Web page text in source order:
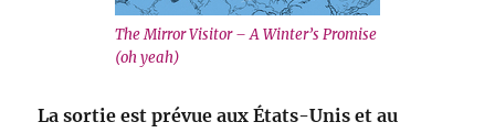
The Mirror Visitor – A Winter’s Promise
(oh yeah)
La sortie est prévue aux États-Unis et au